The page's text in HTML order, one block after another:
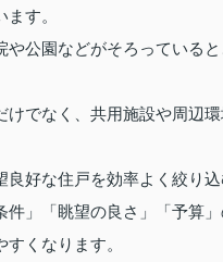
す。
や公園などがそろっている
けでなく、共用施設や周辺
良好な住戸を効率よく絞り
件」「眺望の良さ」「予算
くなります。